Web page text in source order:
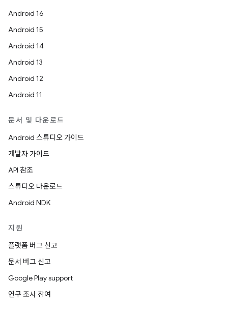
Android 16
Android 15
Android 14
Android 13
Android 12
Android 11
문서 및 다운로드
Android 스튜디오 가이드
개발자 가이드
API 참조
스튜디오 다운로드
Android NDK
지원
플랫폼 버그 신고
문서 버그 신고
Google Play support
연구 조사 참여